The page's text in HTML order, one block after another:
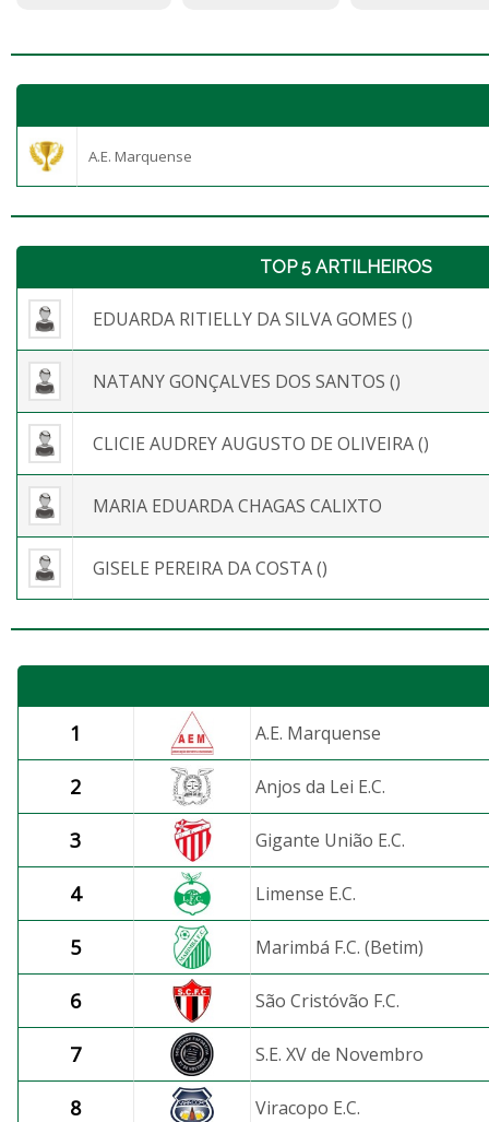
A.E. Marquense
TOP 5 ARTILHEIROS
EDUARDA RITIELLY DA SILVA GOMES ()
NATANY GONÇALVES DOS SANTOS ()
CLICIE AUDREY AUGUSTO DE OLIVEIRA ()
MARIA EDUARDA CHAGAS CALIXTO
GISELE PEREIRA DA COSTA ()
1 A.E. Marquense
2 Anjos da Lei E.C.
3 Gigante União E.C.
4 Limense E.C.
5 Marimbá F.C. (Betim)
6 São Cristóvão F.C.
7 S.E. XV de Novembro
8 Viracopo E.C.